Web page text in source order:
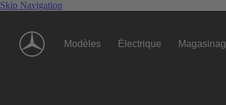
Skip Navigation
Modèles Électrique